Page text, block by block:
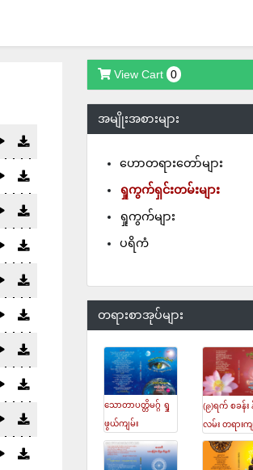
Login
View Cart 0
အမျိုးအစားများ
ဟောတရားတော်များ
ရှုကွက်ရှင်းတမ်းများ
ရှုကွက်များ
ပရိကံ
တရားစာအုပ်များ
သောတာပတ္တိမဂ္ဂ် ရှု
ဖွယ်ကျမ်း
(၉)ရက် စခန်း နိ
လမ်း တရားက